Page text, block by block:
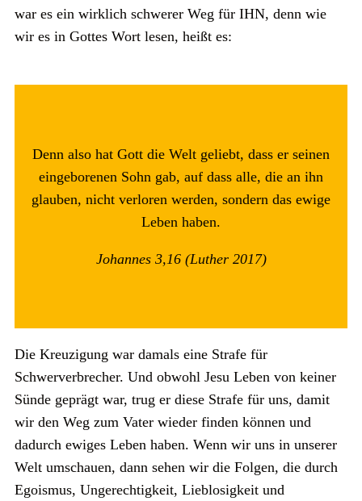
war es ein wirklich schwerer Weg für IHN, denn wie
wir es in Gottes Wort lesen, heißt es:
Denn also hat Gott die Welt geliebt, dass er seinen
eingeborenen Sohn gab, auf dass alle, die an ihn
glauben, nicht verloren werden, sondern das ewige
Leben haben.
Johannes 3,16 (Luther 2017)
Die Kreuzigung war damals eine Strafe für
Schwerverbrecher. Und obwohl Jesu Leben von keiner
Sünde geprägt war, trug er diese Strafe für uns, damit
wir den Weg zum Vater wieder finden können und
dadurch ewiges Leben haben. Wenn wir uns in unserer
Welt umschauen, dann sehen wir die Folgen, die durch
Egoismus, Ungerechtigkeit, Lieblosigkeit und